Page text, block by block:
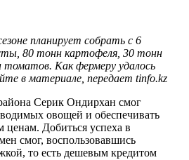
планирует собрать с 6
80 тонн картофеля, 30 тонн
томатов. Как фермеру удалось
в материале, передает tinfo.kz
Серик Ондирхан смог
овощей и обеспечивать
Добиться успеха в
смог, воспользовавшись
то есть дешевым кредитом